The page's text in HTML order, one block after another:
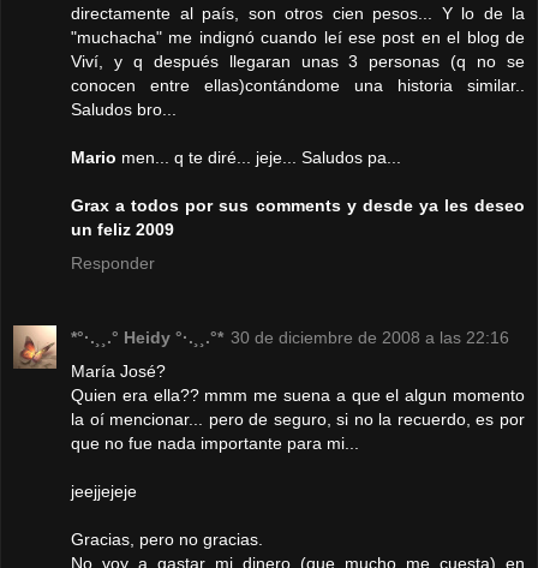
directamente al país, son otros cien pesos... Y lo de la
"muchacha" me indignó cuando leí ese post en el blog de
Viví, y q después llegaran unas 3 personas (q no se
conocen entre ellas)contándome una historia similar..
Saludos bro...
Mario men... q te diré... jeje... Saludos pa...
Grax a todos por sus comments y desde ya les deseo
un feliz 2009
Responder
*°·.¸¸.° Heidy °·.¸¸.°* 30 de diciembre de 2008 a las 22:16
María José?
Quien era ella?? mmm me suena a que el algun momento
la oí mencionar... pero de seguro, si no la recuerdo, es por
que no fue nada importante para mi...
jeejjejeje
Gracias, pero no gracias.
No voy a gastar mi dinero (que mucho me cuesta) en